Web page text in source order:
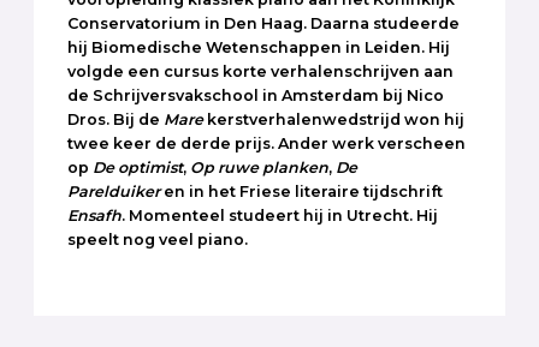
Conservatorium in Den Haag. Daarna studeerde
hij Biomedische Wetenschappen in Leiden. Hij
volgde een cursus korte verhalenschrijven aan
de Schrijversvakschool in Amsterdam bij Nico
Dros. Bij de Marekerstverhalenwedstrijd won hij
twee keer de derde prijs. Ander werk verscheen
op De optimist, Op ruwe planken, De
Parelduikeren in het Friese literaire tijdschrift
Ensafh. Momenteel studeert hij in Utrecht. Hij
speelt nog veel piano.